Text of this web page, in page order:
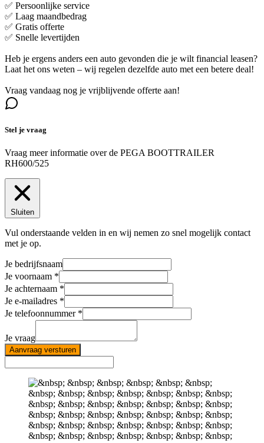
✅ Persoonlijke service
✅ Laag maandbedrag
✅ Gratis offerte
✅ Snelle levertijden
Heb je ergens anders een auto gevonden die je wilt financial leasen?
Laat het ons weten – wij regelen dezelfde auto met een betere deal!
Vraag vandaag nog je vrijblijvende offerte aan!
Stel je vraag
Vraag meer informatie over de PEGA BOOTTRAILER
RH600/525
Sluiten
Vul onderstaande velden in en wij nemen zo snel mogelijk contact
met je op.
Je bedrijfsnaam
Je voornaam
Je achternaam
Je e-mailadres
Je telefoonnummer
Je vraag
Aanvraag versturen